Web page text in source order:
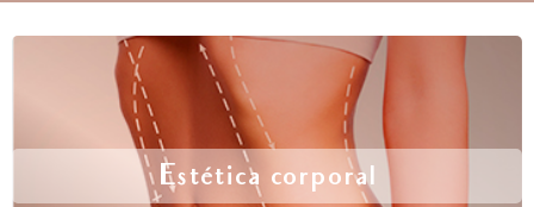
Estética corporal